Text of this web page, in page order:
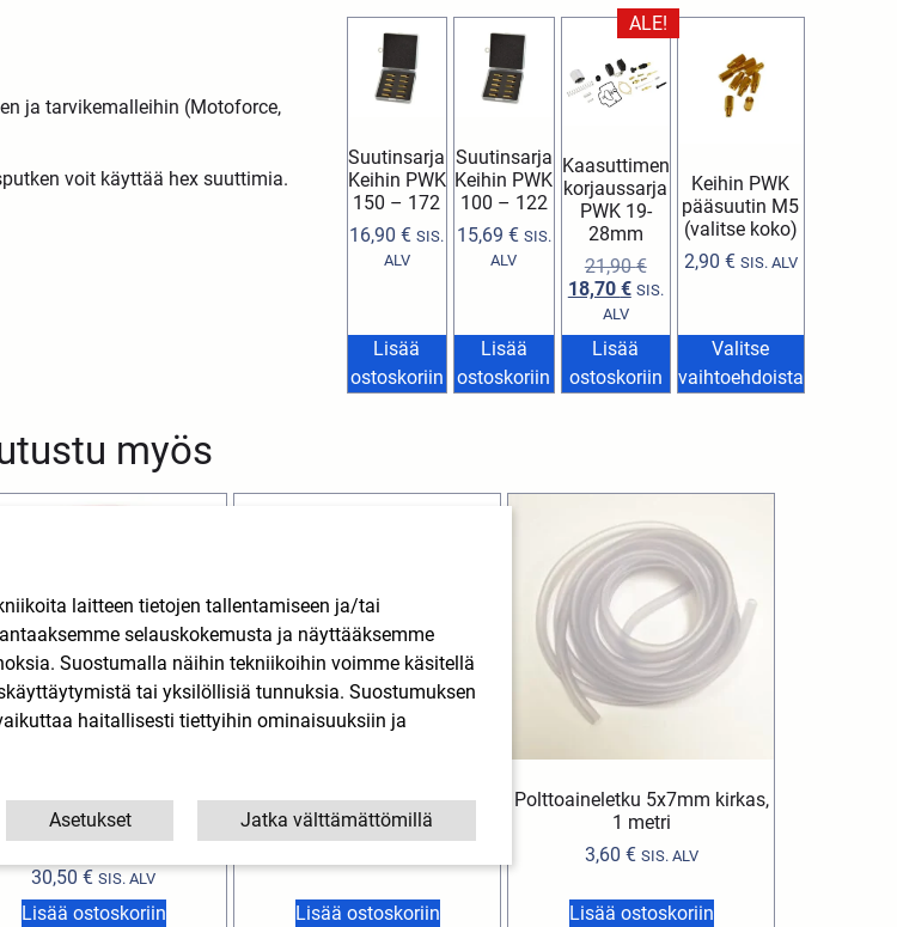
Suutinsarja
Keihin PWK
150 – 172
16,90€ SIS.
ALV
Lisää
ostoskoriin
Suutinsarja
Keihin PWK
100 – 122
15,69 € SIS.
ALV
Lisää
ostoskoriin
ALE!
Kaasuttimen
korjaussarja
PWK 19-
28mm
21,90€
18,70 € SIS.
ALV
Lisää
ostoskoriin
Keihin PWK
pääsuutin M5
(valitse koko)
2,90 € SIS. ALV
Valitse
vaihtoehdoista
ja tarvikemalleihin (Motoforce,
voit käyttää hex suuttimia.
myös
Twin Air Ilmansuodatin,
63mm pyöreä, pituus
130mm
30,50 € SIS. ALV
Lisää ostoskoriin
Ilmansuodattimen imuputki
Derbi, Aprilia, Gilera
Lisää ostoskoriin
Polttoaineletku 5x7mm kirkas,
1 metri
3,60 € SIS. ALV
Lisää ostoskoriin
laitteen tietojen tallentamiseen ja/tai
selauskokemusta ja näyttääksemme
Suostumalla näihin tekniikoihin voimme käsitellä
tai yksilöllisiä tunnuksia. Suostumuksen
haitallisesti tiettyihin ominaisuuksiin ja
Asetukset Jatka välttämättömillä